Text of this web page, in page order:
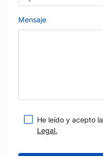
Mensaje
He leído y acepto la
Legal.